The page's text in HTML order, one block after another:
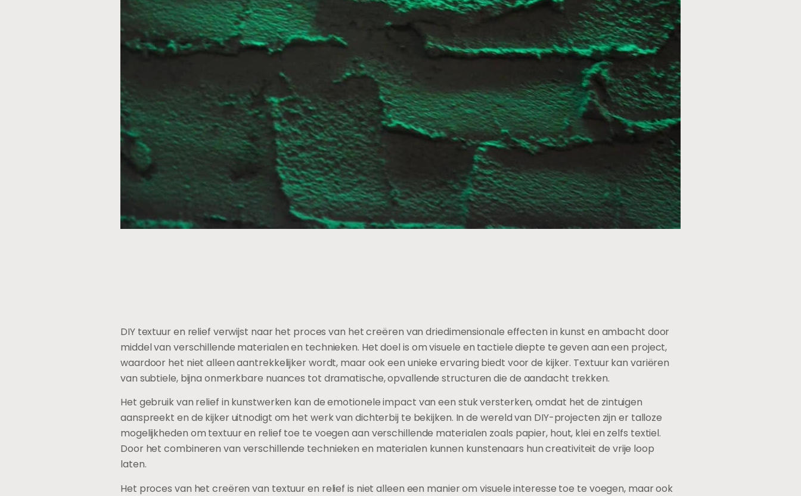
DIY textuur en relief verwijst naar het proces van het creëren van driedimensionale effecten in kunst en ambacht door
middel van verschillende materialen en technieken. Het doel is om visuele en tactiele diepte te geven aan een project,
waardoor het niet alleen aantrekkelijker wordt, maar ook een unieke ervaring biedt voor de kijker. Textuur kan variëren
van subtiele, bijna onmerkbare nuances tot dramatische, opvallende structuren die de aandacht trekken.
Het gebruik van relief in kunstwerken kan de emotionele impact van een stuk versterken, omdat het de zintuigen
aanspreekt en de kijker uitnodigt om het werk van dichterbij te bekijken. In de wereld van DIY-projecten zijn er talloze
mogelijkheden om textuur en relief toe te voegen aan verschillende materialen zoals papier, hout, klei en zelfs textiel.
Door het combineren van verschillende technieken en materialen kunnen kunstenaars hun creativiteit de vrije loop
laten.
Het proces van het creëren van textuur en relief is niet alleen een manier om visuele interesse toe te voegen, maar ook